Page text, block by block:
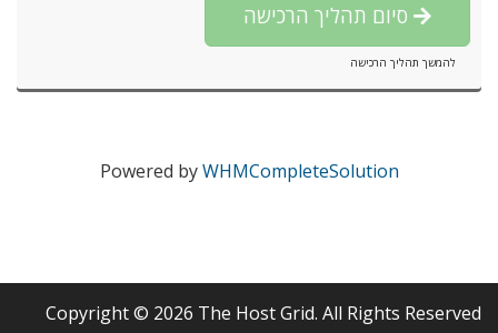
להמשך תהליך הרכישה
Powered byWHMCompleteSolution
Copyright © 2026 The Host Grid. All Rights Reserved